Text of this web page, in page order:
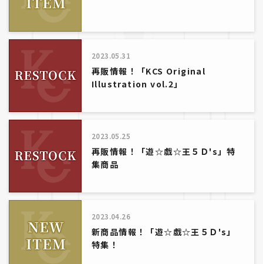
2023.05.31
再販情報！「KCS Original
Illustration vol.2」
2023.05.25
再販情報！「遊☆戯☆王５Ｄ's」特
集商品
2023.04.26
新商品情報！「遊☆戯☆王５Ｄ's」
特集！